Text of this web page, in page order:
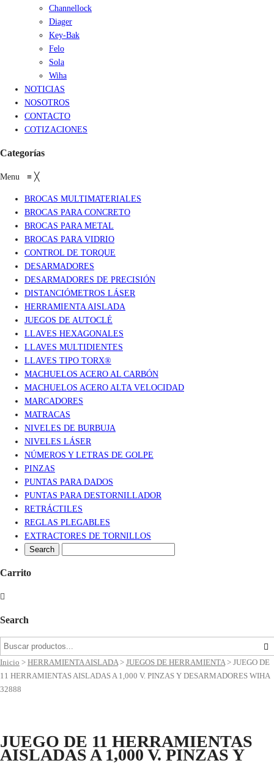
Channellock
Diager
Key-Bak
Felo
Sola
Wiha
NOTICIAS
NOSOTROS
CONTACTO
COTIZACIONES
Categorías
Menu ≡ ╳
BROCAS MULTIMATERIALES
BROCAS PARA CONCRETO
BROCAS PARA METAL
BROCAS PARA VIDRIO
CONTROL DE TORQUE
DESARMADORES
DESARMADORES DE PRECISIÓN
DISTANCIÓMETROS LÁSER
HERRAMIENTA AISLADA
JUEGOS DE AUTOCLÉ
LLAVES HEXAGONALES
LLAVES MULTIDIENTES
LLAVES TIPO TORX®
MACHUELOS ACERO AL CARBÓN
MACHUELOS ACERO ALTA VELOCIDAD
MARCADORES
MATRACAS
NIVELES DE BURBUJA
NIVELES LÁSER
NÚMEROS Y LETRAS DE GOLPE
PINZAS
PUNTAS PARA DADOS
PUNTAS PARA DESTORNILLADOR
RETRÁCTILES
REGLAS PLEGABLES
EXTRACTORES DE TORNILLOS
Carrito
Search
Inicio > HERRAMIENTA AISLADA > JUEGOS DE HERRAMIENTA > JUEGO DE
11 HERRAMIENTAS AISLADAS A 1,000 V. PINZAS Y DESARMADORES WIHA
32888
JUEGO DE 11 HERRAMIENTAS
AISLADAS A 1,000 V. PINZAS Y